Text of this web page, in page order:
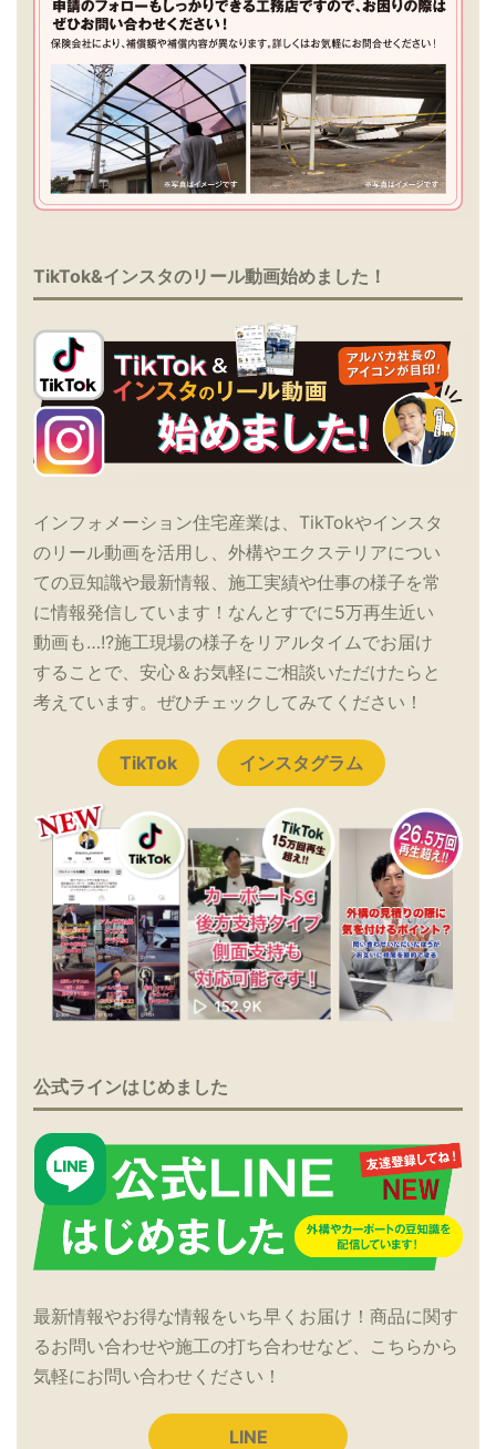
TikTok&インスタのリール動画始めました！
インフォメーション住宅産業は、TikTokやインスタ
のリール動画を活用し、外構やエクステリアについ
ての豆知識や最新情報、施工実績や仕事の様子を常
に情報発信しています！なんとすでに5万再生近い
動画も…!?施工現場の様子をリアルタイムでお届け
することで、安心＆お気軽にご相談いただけたらと
考えています。ぜひチェックしてみてください！
TikTok インスタグラム
公式ラインはじめました
最新情報やお得な情報をいち早くお届け！商品に関す
るお問い合わせや施工の打ち合わせなど、こちらから
気軽にお問い合わせください！
LINE